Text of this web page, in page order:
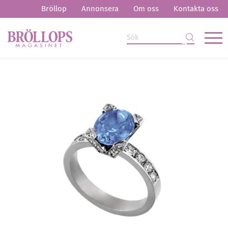
Bröllop Annonsera Om oss Kontakta oss